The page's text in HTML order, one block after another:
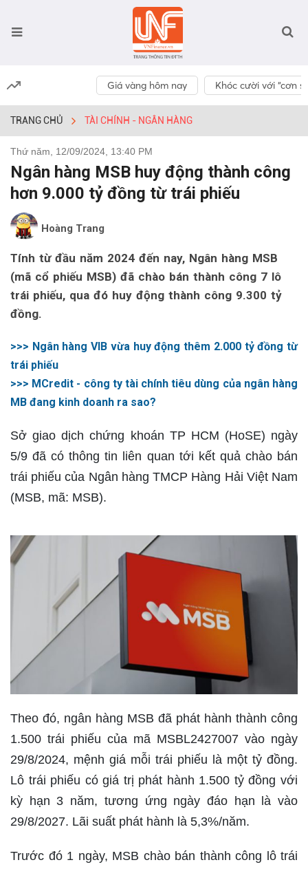
Giá vàng hôm nay Khóc cười với “cơn
TRANG CHỦ TÀI CHÍNH - NGÂN HÀNG
Thứ năm, 12/09/2024, 13:40 PM
Ngân hàng MSB huy động thành công
hơn 9.000 tỷ đồng từ trái phiếu
Hoàng Trang
Tính từ đầu năm 2024 đến nay, Ngân hàng MSB
(mã cổ phiếu MSB) đã chào bán thành công 7 lô
trái phiếu, qua đó huy động thành công 9.300 tỷ
đồng.
>>> Ngân hàng VIB vừa huy động thêm 2.000 tỷ đồng từ
trái phiếu
>>> MCredit - công ty tài chính tiêu dùng của ngân hàng
MB đang kinh doanh ra sao?
Sở giao dịch chứng khoán TP HCM (HoSE) ngày
5/9 đã có thông tin liên quan tới kết quả chào bán
trái phiếu của Ngân hàng TMCP Hàng Hải Việt Nam
(MSB, mã: MSB).
Theo đó, ngân hàng MSB đã phát hành thành công
1.500 trái phiếu của mã MSBL2427007 vào ngày
29/8/2024, mệnh giá mỗi trái phiếu là một tỷ đồng.
Lô trái phiếu có giá trị phát hành 1.500 tỷ đồng với
kỳ hạn 3 năm, tương ứng ngày đáo hạn là vào
29/8/2027. Lãi suất phát hành là 5,3%/năm.
Trước đó 1 ngày, MSB chào bán thành công lô trái